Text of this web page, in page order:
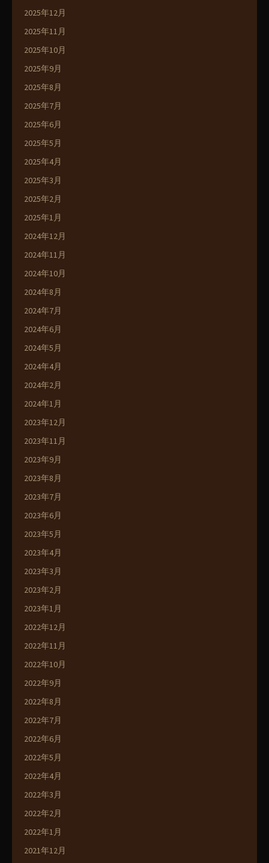
2025年12月
2025年11月
2025年10月
2025年9月
2025年8月
2025年7月
2025年6月
2025年5月
2025年4月
2025年3月
2025年2月
2025年1月
2024年12月
2024年11月
2024年10月
2024年8月
2024年7月
2024年6月
2024年5月
2024年4月
2024年2月
2024年1月
2023年12月
2023年11月
2023年9月
2023年8月
2023年7月
2023年6月
2023年5月
2023年4月
2023年3月
2023年2月
2023年1月
2022年12月
2022年11月
2022年10月
2022年9月
2022年8月
2022年7月
2022年6月
2022年5月
2022年4月
2022年3月
2022年2月
2022年1月
2021年12月